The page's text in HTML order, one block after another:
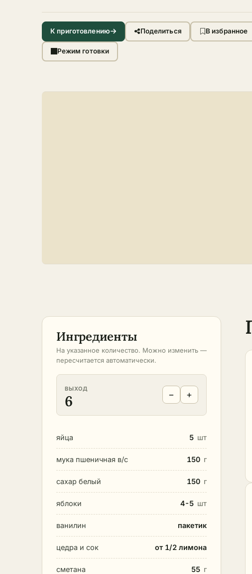
К приготовлению Поделиться В избранное
Режим готовки
Ингредиенты
На указанное количество. Можно изменить —
пересчитается автоматически.
ВЫХОД
6 − +
яйца 5 шт
мука пшеничная в/с 150 г
сахар белый 150 г
яблоки 4-5 шт
ванилин пакетик
цедра и сок от 1/2 лимона
сметана 55 г